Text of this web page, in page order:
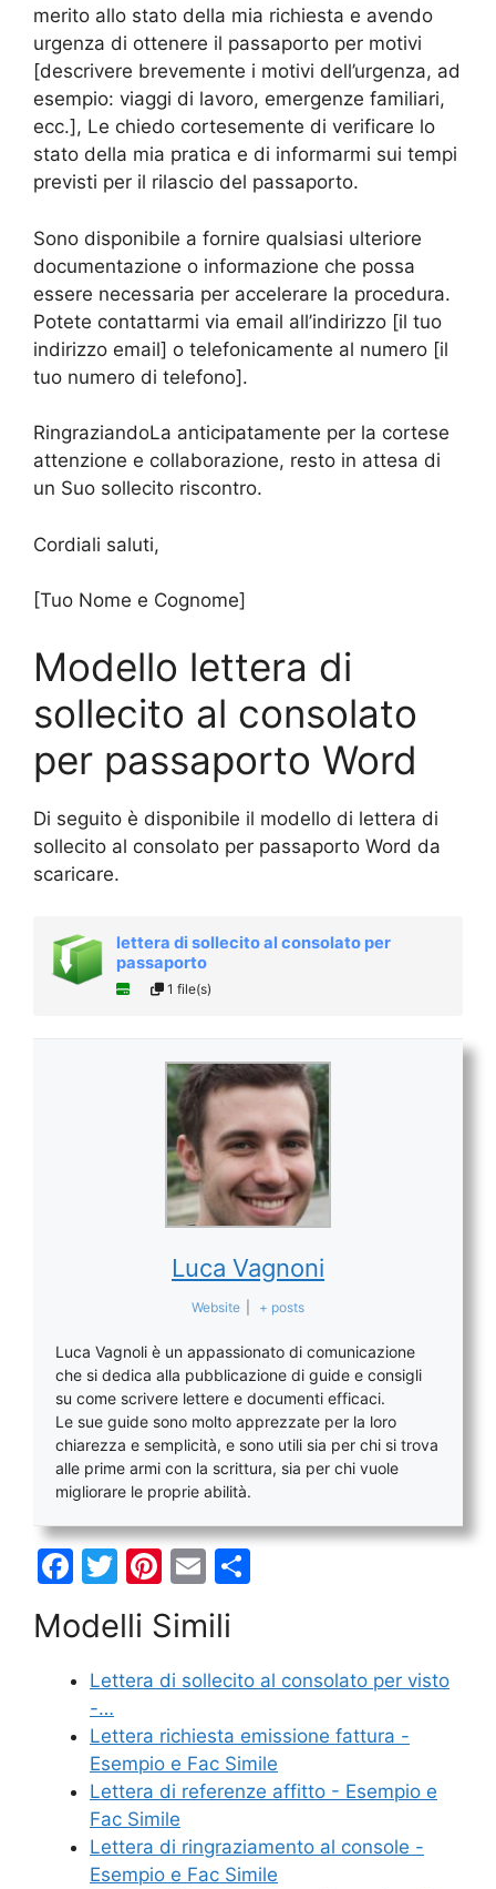
merito allo stato della mia richiesta e avendo
urgenza di ottenere il passaporto per motivi
[descrivere brevemente i motivi dell’urgenza, ad
esempio: viaggi di lavoro, emergenze familiari,
ecc.], Le chiedo cortesemente di verificare lo
stato della mia pratica e di informarmi sui tempi
previsti per il rilascio del passaporto.
Sono disponibile a fornire qualsiasi ulteriore
documentazione o informazione che possa
essere necessaria per accelerare la procedura.
Potete contattarmi via email all’indirizzo [il tuo
indirizzo email] o telefonicamente al numero [il
tuo numero di telefono].
RingraziandoLa anticipatamente per la cortese
attenzione e collaborazione, resto in attesa di
un Suo sollecito riscontro.
Cordiali saluti,
[Tuo Nome e Cognome]
Modello lettera di
sollecito al consolato
per passaporto Word
Di seguito è disponibile il modello di lettera di
sollecito al consolato per passaporto Word da
scaricare.
lettera di sollecito al consolato per
passaporto
1 file(s)
Luca Vagnoni
Website + posts
Luca Vagnoli è un appassionato di comunicazione
che si dedica alla pubblicazione di guide e consigli
su come scrivere lettere e documenti efficaci.
Le sue guide sono molto apprezzate per la loro
chiarezza e semplicità, e sono utili sia per chi si trova
alle prime armi con la scrittura, sia per chi vuole
migliorare le proprie abilità.
F
c
e
b
o
o
k
T
w
itt
er
Pi
nt
er
e
E
m
ai
l
di
di
Modelli Simili
Lettera di sollecito al consolato per visto
-…
Lettera richiesta emissione fattura -
Esempio e Fac Simile
Lettera di referenze affitto - Esempio e
Fac Simile
Lettera di ringraziamento al console -
Esempio e Fac Simile